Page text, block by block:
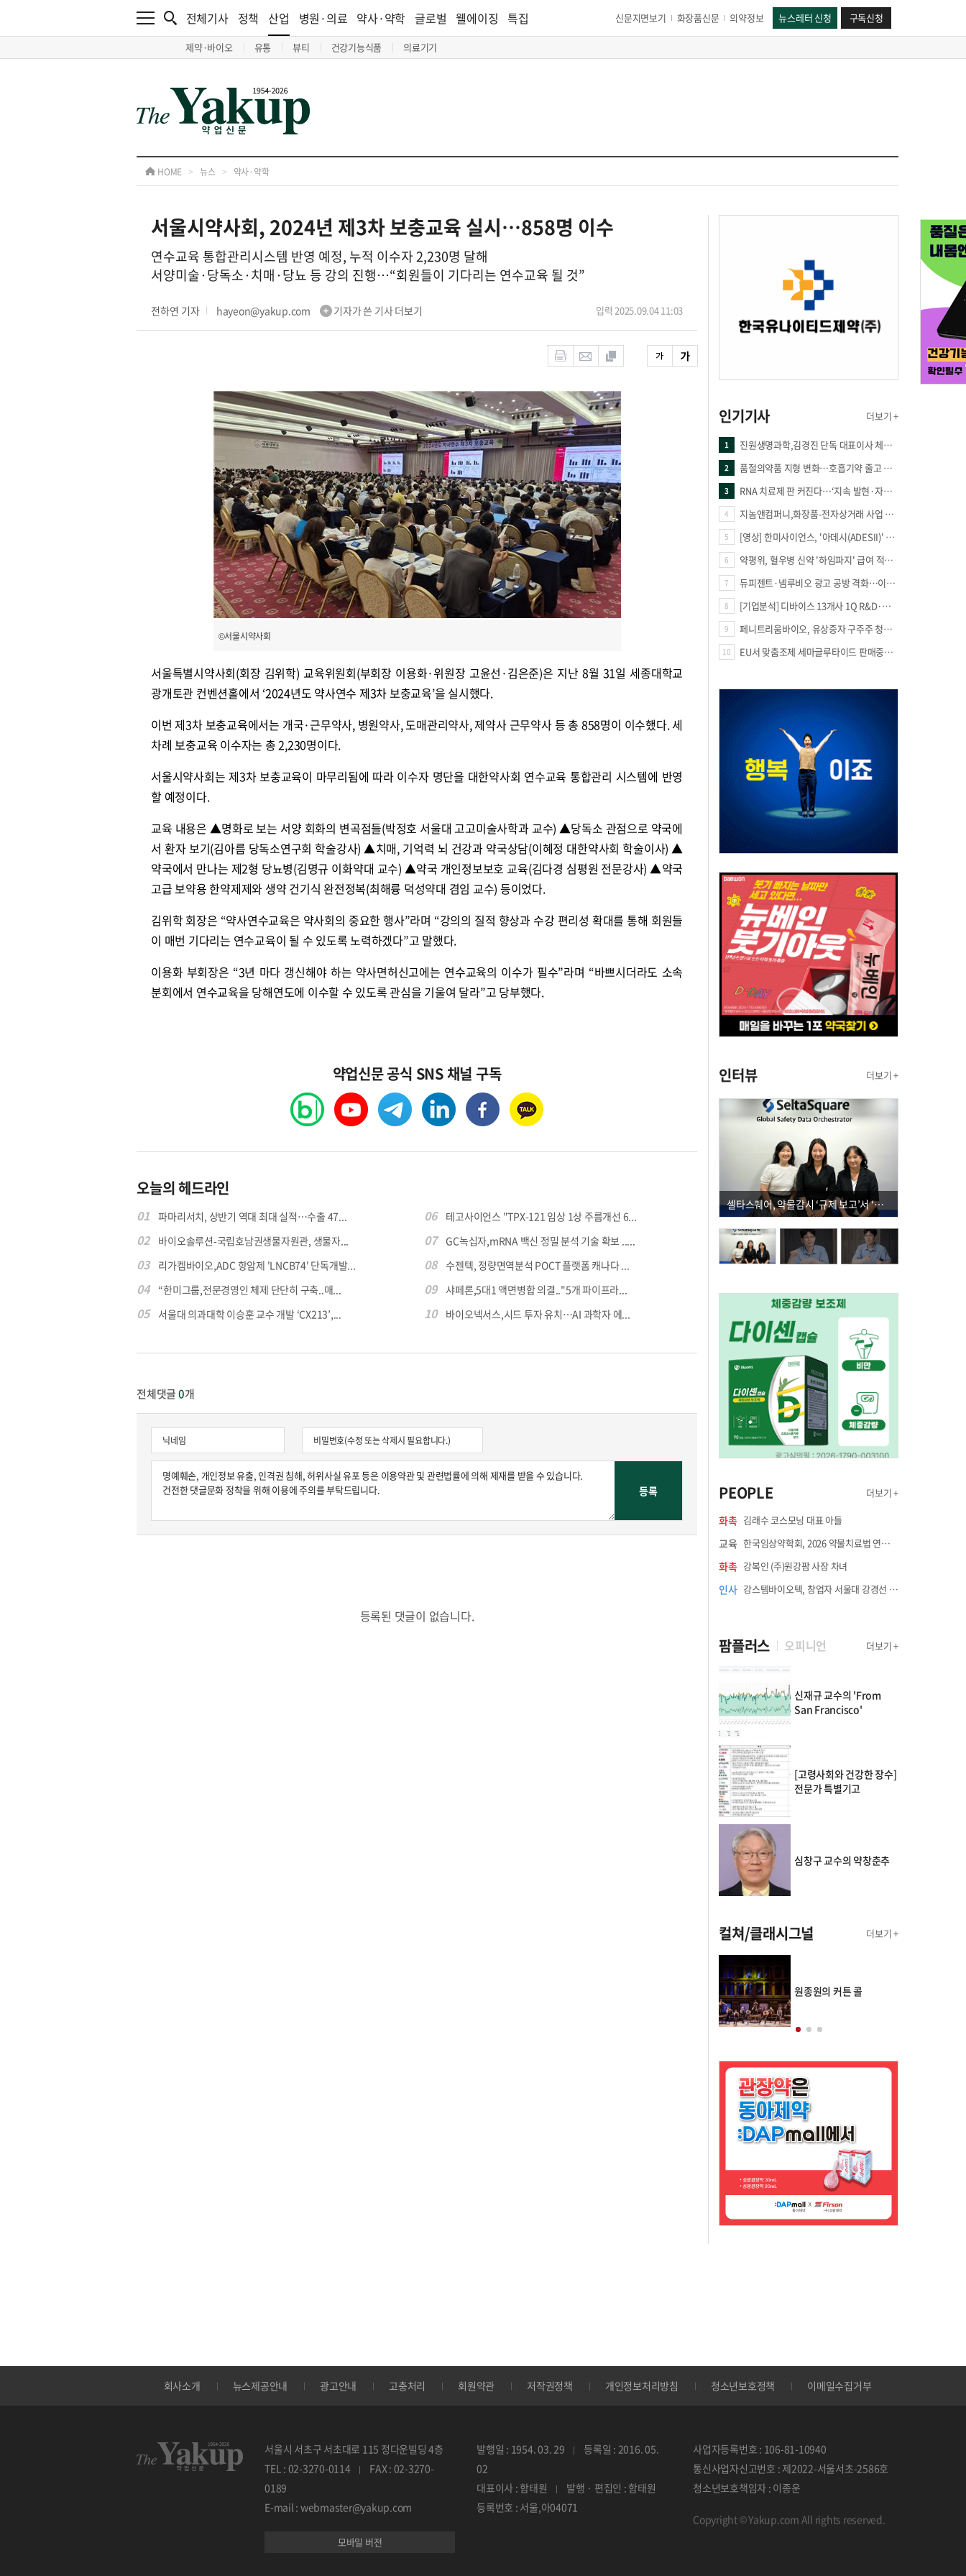
전체기사 정책 산업
제약·바이오 유통 뷰티 건강기능식품 의료기기
병원·의료 약사·약학 글로벌 웰에이징 특집 신문지면보기 화장품신문 의약정보 뉴스레터 신청 구독신청
HOME > 뉴스 > 약사·약학
서울시약사회, 2024년 제3차 보충교육 실시…858명 이수
연수교육 통합관리시스템 반영 예정, 누적 이수자 2,230명 달해
서양미술·당독소·치매·당뇨 등 강의 진행…“회원들이 기다리는 연수교육 될 것”
전하연 기자 hayeon@yakup.com 기자가 쓴 기사 더보기 입력 2025.09.04 11:03
©서울시약사회
서울특별시약사회(회장 김위학) 교육위원회(부회장 이용화·위원장 고윤선·김은준)은 지난 8월 31일 세종대학교
광개토관 컨벤션홀에서 ‘2024년도 약사연수 제3차 보충교육’을 실시했다.
이번 제3차 보충교육에서는 개국·근무약사, 병원약사, 도매관리약사, 제약사 근무약사 등 총 858명이 이수했다. 세
차례 보충교육 이수자는 총 2,230명이다.
서울시약사회는 제3차 보충교육이 마무리됨에 따라 이수자 명단을 대한약사회 연수교육 통합관리 시스템에 반영
할 예정이다.
교육 내용은 ▲명화로 보는 서양 회화의 변곡점들(박정호 서울대 고고미술사학과 교수) ▲당독소 관점으로 약국에
서 환자 보기(김아름 당독소연구회 학술강사) ▲치매, 기억력 뇌 건강과 약국상담(이혜정 대한약사회 학술이사) ▲
약국에서 만나는 제2형 당뇨병(김명규 이화약대 교수) ▲약국 개인정보보호 교육(김다경 심평원 전문강사) ▲약국
고급 보약용 한약제제와 생약 건기식 완전정복(최해륭 덕성약대 겸임 교수) 등이었다.
김위학 회장은 “약사연수교육은 약사회의 중요한 행사”라며 “강의의 질적 향상과 수강 편리성 확대를 통해 회원들
이 매번 기다리는 연수교육이 될 수 있도록 노력하겠다”고 말했다.
이용화 부회장은 “3년 마다 갱신해야 하는 약사면허신고에는 연수교육의 이수가 필수”라며 “바쁘시더라도 소속
분회에서 연수교육을 당해연도에 이수할 수 있도록 관심을 기울여 달라”고 당부했다.
약업신문 공식 SNS 채널 구독
오늘의 헤드라인
01 파마리서치, 상반기 역대 최대 실적…수출 47...
02 바이오솔루션-국립호남권생물자원관, 생물자...
03 리가켐바이오,ADC 항암제 'LNCB74' 단독개발...
04 “한미그룹,전문경영인 체제 단단히 구축..매...
05 서울대 의과대학 이승훈 교수 개발 ‘CX213’,...
06 테고사이언스 "TPX-121 임상 1상 주름개선 6...
07 GC녹십자,mRNA 백신 정밀 분석 기술 확보 .....
08 수젠텍, 정량면역분석 POCT 플랫폼 캐나다 ...
09 샤페론,5대1 액면병합 의결.."5개 파이프라...
10 바이오넥서스,시드 투자 유치…AI 과학자 에...
전체댓글0개
등록된 댓글이 없습니다.
인기기사 더보기 +
1 진원생명과학,김경진 단독 대표이사 체제 돌입
2 품절의약품 지형 변화…호흡기약 줄고 만성질환 복합제 늘었다
3 RNA 치료제 판 커진다…‘지속 발현·자가증폭·단백질 복원’ 경쟁
4 지놈앤컴퍼니,화장품-전자상거래 사업 진출
5 [영상] 한미사이언스, '아데시(ADESII)' 앞세워 더마 시장 판도 바꾼다
6 약평위, 혈우병 신약 '하임파지' 급여 적정성 인정…조건부 통과
7 듀피젠트·넴루비오 광고 공방 격화…이번엔 사노피가 일부 문구 변경
8 [기업분석] 디바이스 13개사 1Q R&D·해외매출 증가
9 페니트리움바이오, 유상증자 구주주 청약률 91.03% 기록
10 EU서 맞춤조제 세마글루타이드 판매중단 판결
인터뷰 더보기 +
셀타스퀘어, 약물감시 ‘규제 보고’서 ‘데이터 의사결정’으로 "PVX 전환 요구 커진다"
PEOPLE 더보기 +
화촉 김래수 코스모닝 대표 아들
교육 한국임상약학회, 2026 약물치료법 연수강좌 8월 21일 개최
화촉 강복인 (주)원강팜 사장 차녀
인사 강스템바이오텍, 창업자 서울대 강경선 교수 최고과학책임자 선임
팜플러스 오피니언 더보기 +
신재규 교수의 'From
San Francisco'
[고령사회와 건강한 장수]
전문가 특별기고
심창구 교수의 약창춘추
컬쳐/클래시그널 더보기 +
원종원의 커튼 콜
회사소개 뉴스제공안내 광고안내 고충처리 회원약관 저작권정책 개인정보처리방침 청소년보호정책 이메일수집거부
서울시 서초구 서초대로 115 정다운빌딩 4층
TEL : 02-3270-0114
FAX : 02-3270-
0189
E-mail : webmaster@yakup.com
모바일 버전
발행일 : 1954. 03. 29
등록일 : 2016. 05.
02
대표이사 : 함태원
발행 · 편집인 : 함태원
등록번호 : 서울,아04071
사업자등록번호 : 106-81-10940
통신사업자신고번호 : 제2022-서울서초-2586호
청소년보호책임자 : 이종운
Copyright © Yakup.com All rights reserved.